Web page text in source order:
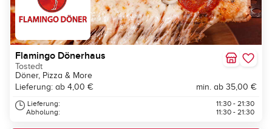
Flamingo Dönerhaus
Tostedt
Döner, Pizza & More
Lieferung: ab 4,00 €
min. ab 35,00 €
Lieferung:
Abholung:
11:30 - 21:30
11:30 - 21:30